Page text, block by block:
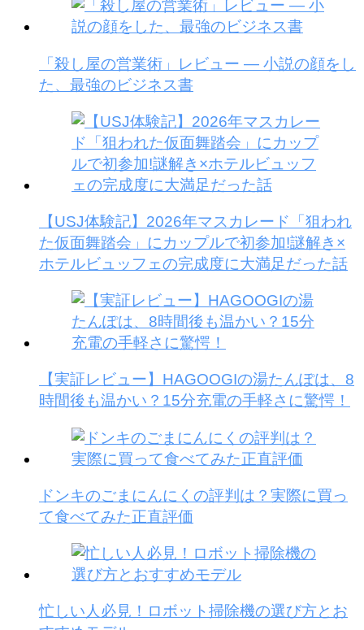
「殺し屋の営業術」レビュー — 小説の顔をし
た、最強のビジネス書
【USJ体験記】2026年マスカレード「狙われ
た仮面舞踏会」にカップルで初参加!謎解き×
ホテルビュッフェの完成度に大満足だった話
【実証レビュー】HAGOOGIの湯たんぽは、8
時間後も温かい？15分充電の手軽さに驚愕！
ドンキのごまにんにくの評判は？実際に買っ
て食べてみた正直評価
忙しい人必見！ロボット掃除機の選び方とお